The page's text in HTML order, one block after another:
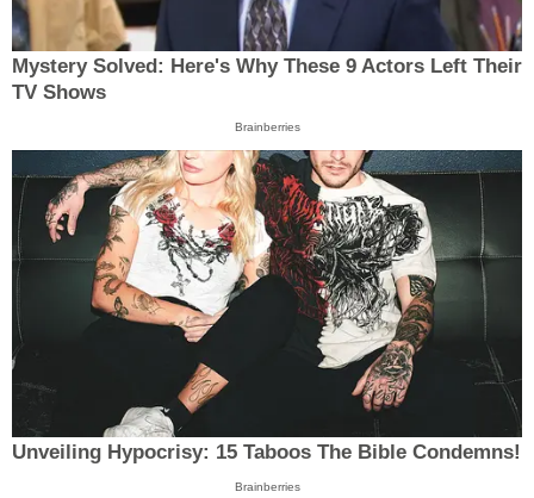
Mystery Solved: Here's Why These 9 Actors Left Their
TV Shows
Brainberries
Unveiling Hypocrisy: 15 Taboos The Bible Condemns!
Brainberries